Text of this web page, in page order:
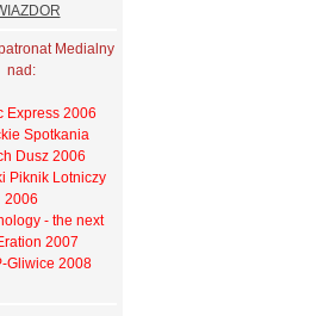
Medialny
nad:
Express 2006
Spotkania
Dusz 2006
Piknik Lotniczy
2006
- the next
2007
Gliwice 2008